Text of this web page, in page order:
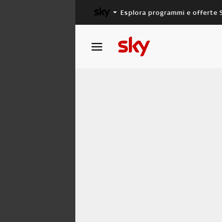
Esplora programmi e offerte